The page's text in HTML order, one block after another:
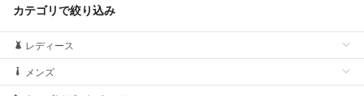
カテゴリで絞り込み
レディース
メンズ